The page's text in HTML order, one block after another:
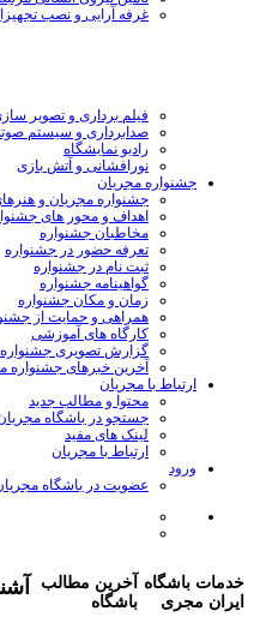
غرفه آرایی و نصب
فیلم برداری و تصویر
صدابرداری و سیستم
رادیو نمایشگاه
نورافشانی و آتش بازی
جشنواره مجریان
جشنواره مجریان و
اهداف و محور های
مخاطبان جشنواره
تعرفه حضور در جشنواره
ثبت نام در جشنواره
گواهینامه جشنواره
زمان و مکان جشنواره
همراهی و حمایت از
کارگاه های آموزشی
گزارش تصویری
آخرین خبرهای جشنواره
ارتباط با مجریان
محتوا و مطالب جدید
جستجو در باشگاه
لینک های مفید
ارتباط با مجریان
ورود
عضویت در باشگاه
آخرین مطالب
باشگاه
خدمات باشگاه
ایران مجری